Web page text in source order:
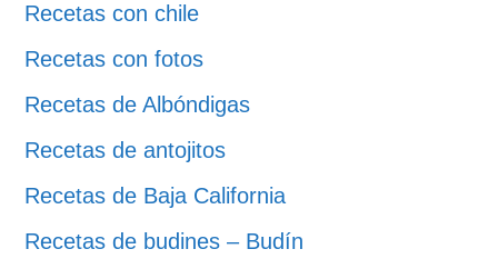
Recetas con chile
Recetas con fotos
Recetas de Albóndigas
Recetas de antojitos
Recetas de Baja California
Recetas de budines – Budín